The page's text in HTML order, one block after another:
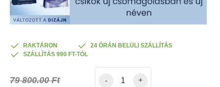
RAKTÁRON
24 ÓRÁN BELÜLI SZÁLLÍTÁS
SZÁLLÍTÁS 990 FT-TÓL
79 800.00 Ft - +